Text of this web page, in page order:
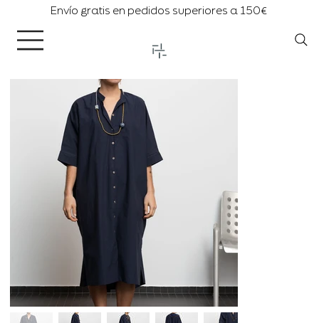
Envío gratis en pedidos superiores a 150€